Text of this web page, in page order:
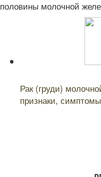
половины молочной
Рак (груди)
признаки,